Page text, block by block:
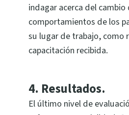
indagar acerca del cambio
comportamientos de los
su lugar de trabajo, como
capacitación recibida.
4. Resultados.
El último nivel de